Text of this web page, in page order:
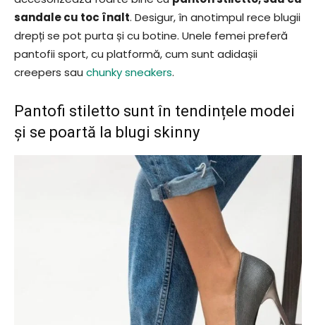
sandale cu toc înalt. Desigur, în anotimpul rece blugii
drepți se pot purta și cu botine. Unele femei preferă
pantofii sport, cu platformă, cum sunt adidașii
creepers sau chunky sneakers.
Pantofi stiletto sunt în tendințele modei
și se poartă la blugi skinny